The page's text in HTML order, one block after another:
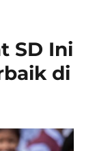
SD Ini
di